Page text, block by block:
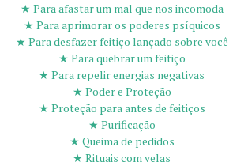
★ Para afastar um mal que nos incomoda
★ Para aprimorar os poderes psíquicos
★ Para desfazer feitiço lançado sobre você
★ Para quebrar um feitiço
★ Para repelir energias negativas
★ Poder e Proteção
★ Proteção para antes de feitiços
★ Purificação
★ Queima de pedidos
★ Rituais com velas